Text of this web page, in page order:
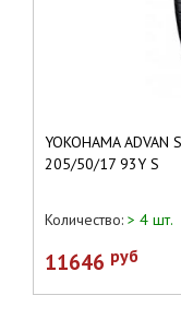
YOKOHAMA ADVAN
205/50/17 93Y S
Количество: > 4 шт.
11646 руб